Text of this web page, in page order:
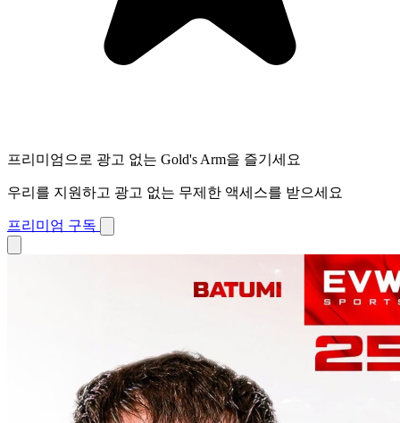
프리미엄으로 광고 없는 Gold's Arm을 즐기세요
우리를 지원하고 광고 없는 무제한 액세스를 받으세요
프리미엄 구독